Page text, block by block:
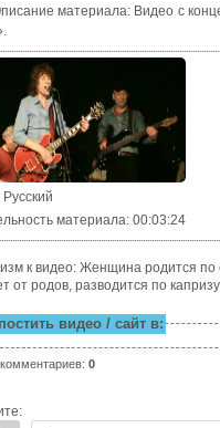
материала: Видео с
Русский
материала: 00:03:24
к видео: Женщина родится по
от родов, разводится по
видео / сайт в:
: 0